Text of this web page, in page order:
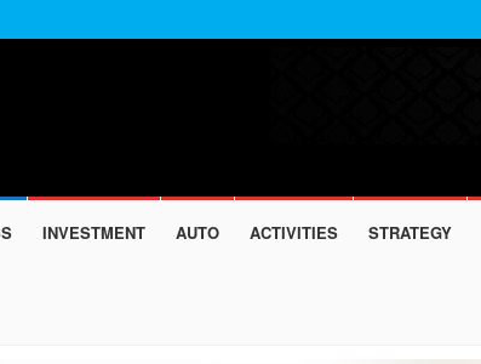
INVESTMENT AUTO ACTIVITIES STRATEGY